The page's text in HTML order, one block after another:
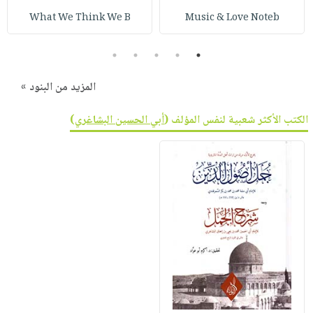
Music & Love Noteb
What We Think We B
1
2
3
4
5
المزيد من البنود »
الكتب الأكثر شعبية لنفس المؤلف (أبي الحسين البشاغري)